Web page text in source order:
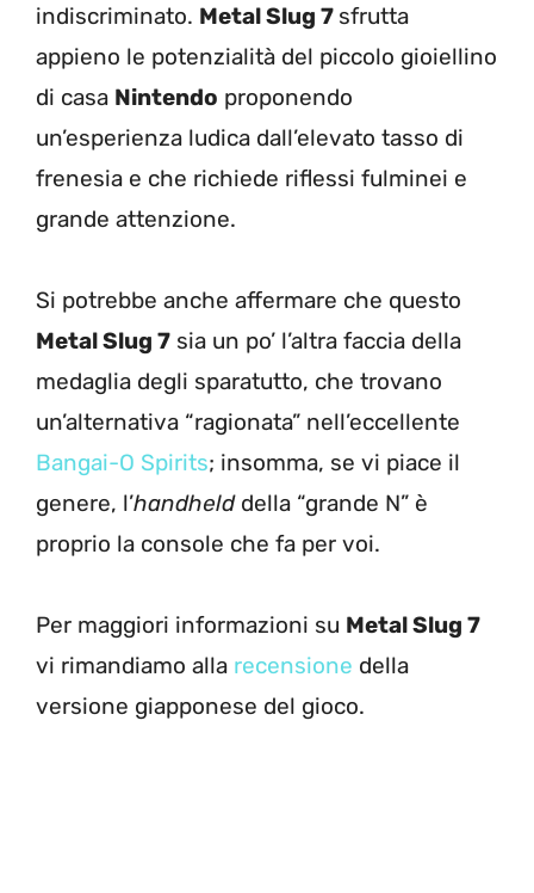
indiscriminato. Metal Slug 7 sfrutta
appieno le potenzialità del piccolo gioiellino
di casa Nintendo proponendo
un’esperienza ludica dall’elevato tasso di
frenesia e che richiede riflessi fulminei e
grande attenzione.
Si potrebbe anche affermare che questo
Metal Slug 7 sia un po’ l’altra faccia della
medaglia degli sparatutto, che trovano
un’alternativa “ragionata” nell’eccellente
Bangai-O Spirits; insomma, se vi piace il
genere, l’handheld della “grande N” è
proprio la console che fa per voi.
Per maggiori informazioni su Metal Slug 7
vi rimandiamo alla recensione della
versione giapponese del gioco.